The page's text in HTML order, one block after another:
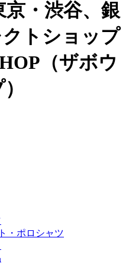
京・渋谷、銀
トショップ
（ザボウ
・ポロシャツ